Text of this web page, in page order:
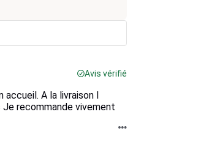
Avis vérifié
A la livraison l
recommande vivement